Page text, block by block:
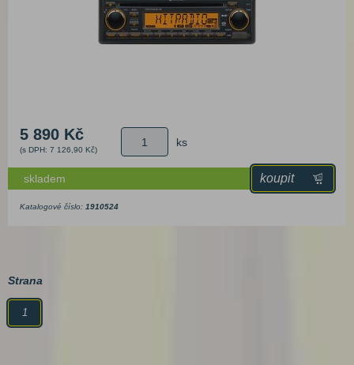
5 890 Kč
(s DPH: 7 126,90 Kč)
ks
skladem koupit
Katalogové číslo: 1910524
Strana
1